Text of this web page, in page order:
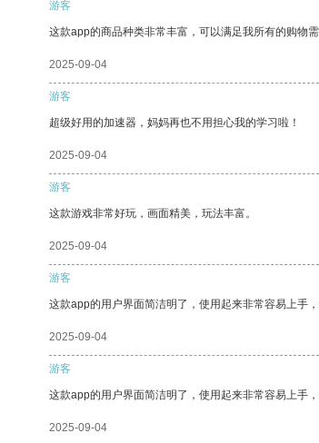
游客
这款app的商品种类非常丰富，可以满足我所有的购物需
2025-09-04
游客
超级好用的加速器，妈妈再也不用担心我的学习啦！
2025-09-04
游客
这款游戏非常好玩，画面精美，玩法丰富。
2025-09-04
游客
这款app的用户界面简洁明了，使用起来非常容易上手
2025-09-04
游客
这款app的用户界面简洁明了，使用起来非常容易上手，
2025-09-04